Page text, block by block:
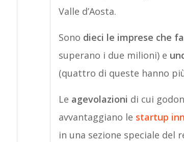
Valle d’Aosta.
Sono dieci le imprese che
superano i due milioni) e
(quattro di queste hanno
Le agevolazioni di cui
avvantaggiano le startup
in una sezione speciale